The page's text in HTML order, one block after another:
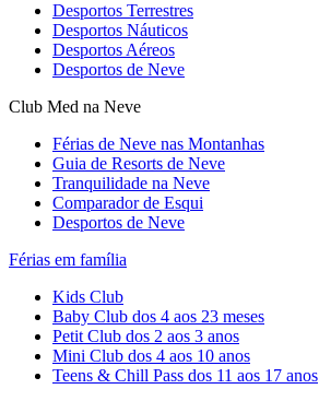
Desportos Terrestres
Desportos Náuticos
Desportos Aéreos
Desportos de Neve
Club Med na Neve
Férias de Neve nas Montanhas
Guia de Resorts de Neve
Tranquilidade na Neve​
Comparador de Esqui
Desportos de Neve
Férias em família
Kids Club
Baby Club dos 4 aos 23 meses
Petit Club dos 2 aos 3 anos
Mini Club dos 4 aos 10 anos
Teens & Chill Pass dos 11 aos 17 anos